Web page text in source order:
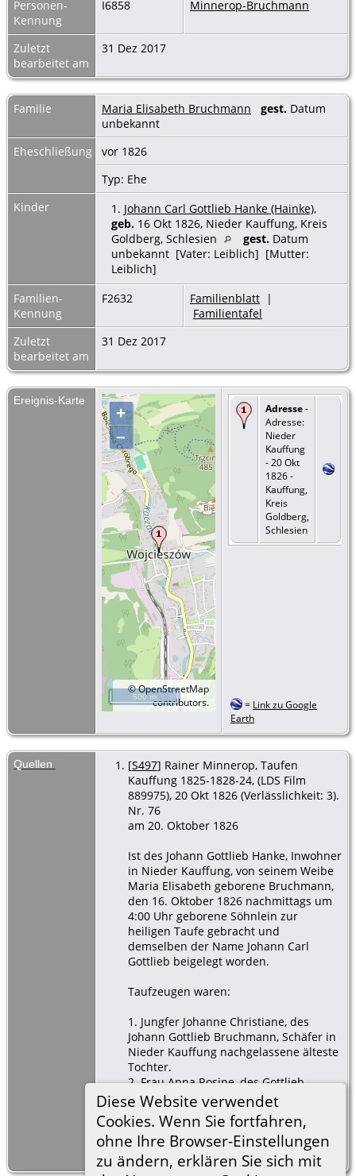
Diese Website verwendet
Cookies. Wenn Sie fortfahren,
ohne Ihre Browser-Einstellungen
zu ändern, erklären Sie sich mit
Personen-
Kennung
I6858 Minnerop-Bruchmann
Zuletzt
bearbeitet am
31 Dez 2017
Familie Maria Elisabeth Bruchmann gest. Datum
unbekannt
Eheschließung
vor 1826
Typ: Ehe
Kinder
1. Johann Carl Gottlieb Hanke (Hainke),
geb. 16 Okt 1826, Nieder Kauffung, Kreis
Goldberg, Schlesien
gest. Datum
unbekannt [Vater: Leiblich] [Mutter:
Leiblich]
Familien-
Kennung
F2632 Familienblatt |
Familientafel
Zuletzt
bearbeitet am
31 Dez 2017
Ereignis-Karte
+
–
©OpenStreetMap
contributors.
500 m
Adresse-
Adresse:
Nieder
Kauffung
- 20 Okt
1826 -
Kauffung,
Kreis
Goldberg,
Schlesien
= Link zu Google
Earth
Quellen [S497] Rainer Minnerop, Taufen
Kauffung 1825-1828-24, (LDS Film
889975), 20 Okt 1826 (Verlässlichkeit: 3).
Nr. 76
am 20. Oktober 1826
Ist des Johann Gottlieb Hanke, Inwohner
in Nieder Kauffung, von seinem Weibe
Maria Elisabeth geborene Bruchmann,
den 16. Oktober 1826 nachmittags um
4:00 Uhr geborene Söhnlein zur
heiligen Taufe gebracht und
demselben der Name Johann Carl
Gottlieb beigelegt worden.
Taufzeugen waren:
1. Jungfer Johanne Christiane, des
Johann Gottlieb Bruchmann, Schäfer in
Nieder Kauffung nachgelassene älteste
Tochter.
2. Frau Anna Rosine, des Gottlieb
Leuschner, Freihäusler in Nieder
Kauffung Ehefrau.
3. Herr Johann Gottlieb Klose, Jäger in
Nieder Kauffung.